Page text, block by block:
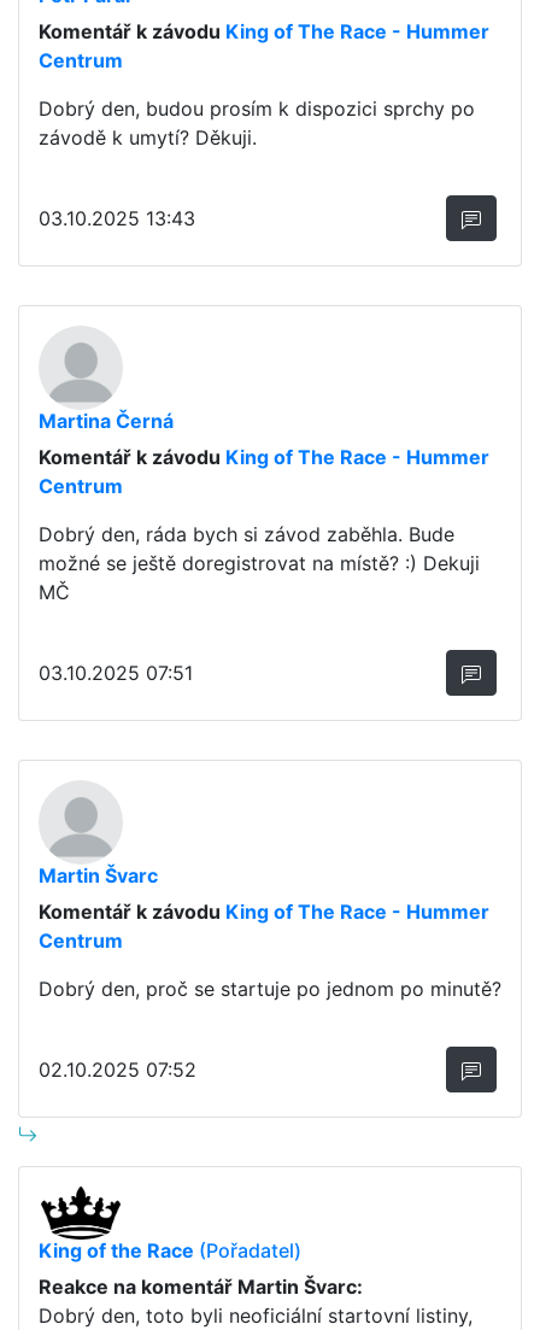
Komentář k závodu King of The Race - Hummer
Centrum
Dobrý den, budou prosím k dispozici sprchy po
závodě k umytí? Děkuji.
03.10.2025 13:43
Martina Černá
Komentář k závodu King of The Race - Hummer
Centrum
Dobrý den, ráda bych si závod zaběhla. Bude
možné se ještě doregistrovat na místě? :) Dekuji
MČ
03.10.2025 07:51
Martin Švarc
Komentář k závodu King of The Race - Hummer
Centrum
Dobrý den, proč se startuje po jednom po minutě?
02.10.2025 07:52
King of the Race (Pořadatel)
Reakce na komentář Martin Švarc:
Dobrý den, toto byli neoficiální startovní listiny,